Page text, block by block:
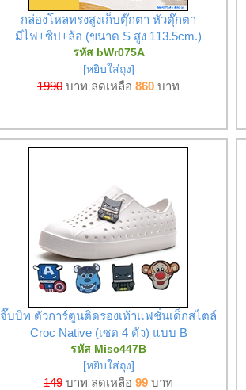
กล่องโหลทรงสูงเก็บตุ๊กตา หัวตุ๊กตา
มีไฟ+ซิป+ล้อ (ขนาด S สูง 113.5cm.)
รหัส bWr075A
[หยิบใส่ถุง]
1990 บาท ลดเหลือ860 บาท
จิ๊บบิท ตัวการ์ตูนติดรองเท้าแฟชั่นเด็กสไตล์
Croc Native (เซต 4 ตัว) แบบ B
รหัส Misc447B
[หยิบใส่ถุง]
149 บาท ลดเหลือ99 บาท